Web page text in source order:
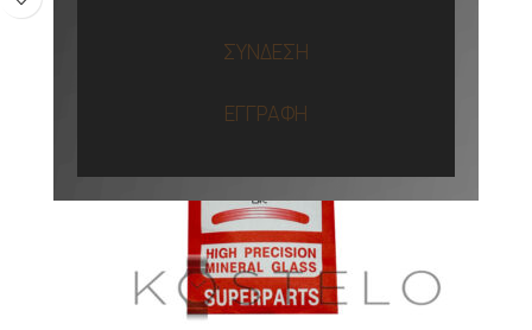
ΣΥΝΔΕΣΗ
ΕΓΓΡΑΦΗ